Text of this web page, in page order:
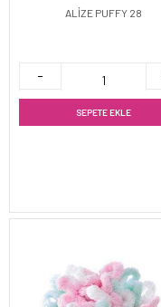
ALİZE PUFFY 28
SEPETE EKLE